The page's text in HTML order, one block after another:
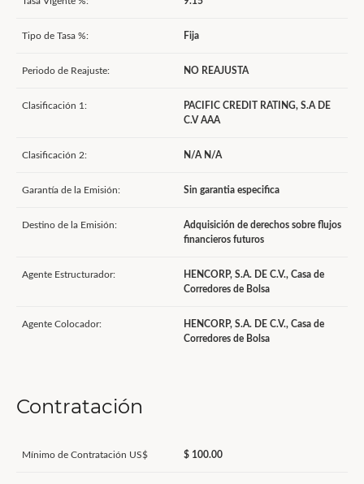
Tipo de Tasa %: Fija
Periodo de Reajuste: NO REAJUSTA
Clasificación 1:
PACIFIC CREDIT RATING, S.A DE
C.V AAA
Clasificación 2: N/A N/A
Garantía de la Emisión: Sin garantia especifica
Destino de la Emisión:
Adquisición de derechos sobre flujos
financieros futuros
Agente Estructurador:
HENCORP, S.A. DE C.V., Casa de
Corredores de Bolsa
Agente Colocador:
HENCORP, S.A. DE C.V., Casa de
Corredores de Bolsa
Contratación
Mínimo de Contratación US$ $ 100.00